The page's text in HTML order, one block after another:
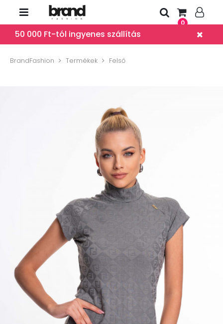
0
50 000 Ft-tól ingyenes szállítás
BrandFashion Termékek Felső